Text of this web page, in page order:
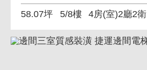
58.07坪 5/8樓 4房(室)2廳2衛